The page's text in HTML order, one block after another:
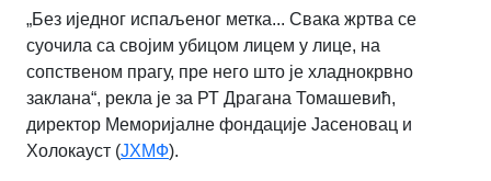
„Без иједног испаљеног метка... Свака жртва се
суочила са својим убицом лицем у лице, на
сопственом прагу, пре него што је хладнокрвно
заклана“, рекла је за РТ Драгана Томашевић,
директор Меморијалне фондације Јасеновац и
Холокауст (ЈХМФ).